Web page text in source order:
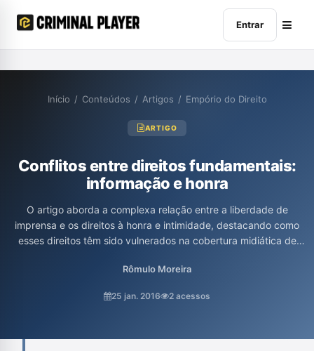
Entrar
Início / Conteúdos / Artigos / Empório do Direito
ARTIGO
Conflitos entre direitos fundamentais:
informação e honra
O artigo aborda a complexa relação entre a liberdade de
imprensa e os direitos à honra e intimidade, destacando como
esses direitos têm sido vulnerados na cobertura midiática de
histórico de restrições à liberdade de expressão durante a
indivíduos envolvidos em investigações, refletindo sobre o
Rômulo Moreira
25 jan. 2016 2 acessos